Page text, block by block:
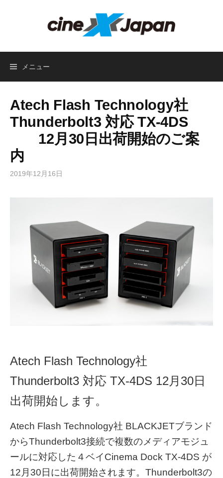
ス
メニュー
Atech Flash Technology社
Thunderbolt3 対応 TX-4DS
12月30日出荷開始のご案
内
2019年12月16日
Atech Flash Technology社
Thunderbolt3 対応 TX-4DS 12月30日
出荷開始します。
Atech Flash Technology社 BLACKJETブランド
からThunderbolt3接続で複数のメディアモジュ
ールに対応した４ベイCinema Dock TX-4DS が
12月30日に出荷開始されます。Thunderbolt3の